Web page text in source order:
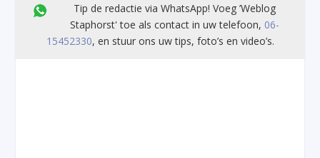
Tip de redactie via WhatsApp! Voeg ’Weblog
Staphorst' toe als contact in uw telefoon, 06-
15452330, en stuur ons uw tips, foto’s en video’s.